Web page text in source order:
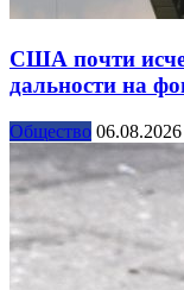
США почти
дальности на
Общество 06.08.2026